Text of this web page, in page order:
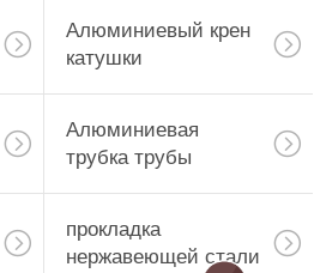
Алюминиевый крен
катушки
Алюминиевая
трубка трубы
прокладка
нержавеющей стали